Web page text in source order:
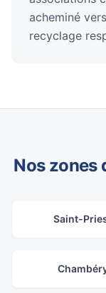
acheminé
recyclage
Nos zones
Saint-